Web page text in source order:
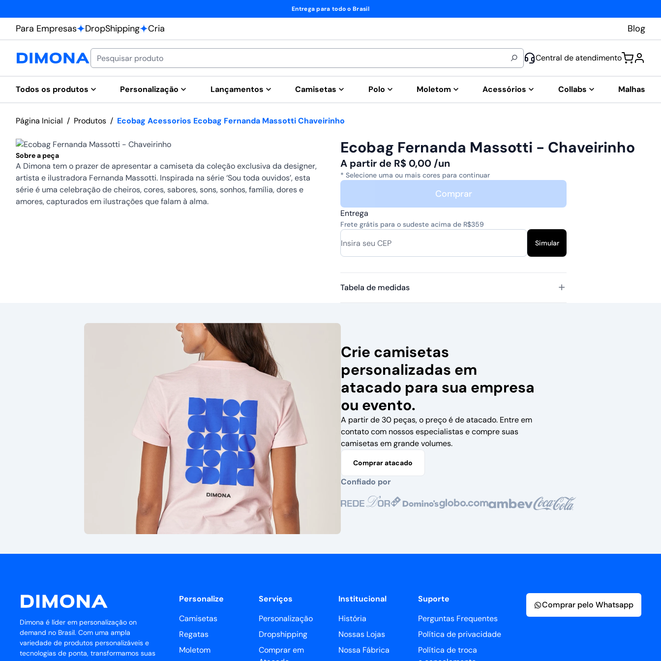
Entrega para todo o Brasil
Para Empresas DropShipping Cria Blog
Central de atendimento
Todos os produtos Personalização Lançamentos Camisetas Polo Moletom Acessórios Collabs Malhas
Página Inicial / Produtos / Ecobag Acessorios Ecobag Fernanda Massotti Chaveirinho
Sobre a peça
A Dimona tem o prazer de apresentar a camiseta da coleção exclusiva da designer,
artista e ilustradora Fernanda Massotti. Inspirada na série ‘Sou toda ouvidos’, esta
série é uma celebração de cheiros, cores, sabores, sons, sonhos, família, dores e
amores, capturados em ilustrações que falam à alma.
Ecobag Fernanda Massotti - Chaveirinho
A partir de R$ 0,00 /un
* Selecione uma ou mais cores para continuar
Comprar
Entrega
Frete grátis para o sudeste acima de R$359
Simular
Tabela de medidas
Crie camisetas
personalizadas em
atacado para sua empresa
ou evento.
A partir de 30 peças, o preço é de atacado. Entre em
contato com nossos especialistas e compre suas
camisetas em grande volumes.
Comprar atacado
Confiado por
Dimona é líder em personalização on
demand no Brasil. Com uma ampla
variedade de produtos personalizáveis e
tecnologias de ponta, transformamos suas
Personalize
Camisetas
Regatas
Moletom
Serviços
Personalização
Dropshipping
Comprar em
Institucional
História
Nossas Lojas
Nossa Fábrica
Suporte
Perguntas Frequentes
Política de privacidade
Política de troca
Comprar pelo Whatsapp